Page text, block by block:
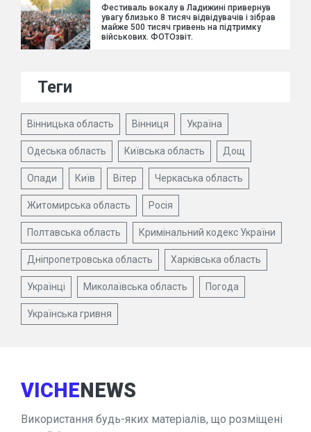
Фестиваль вокалу в Ладижині привернув
увагу близько 8 тисяч відвідувачів і зібрав
майже 500 тисяч гривень на підтримку
військових. ФОТОзвіт.
Теги
Вінницька область Вінниця Україна
Одеська область Київська область Дощ
Опади Київ Вітер Черкаська область
Житомирська область Росія
Полтавська область Кримінальний кодекс України
Дніпропетровська область Харківська область
Українці Миколаївська область Погода
Українська гривня
VICHENEWS
Використання будь-яких матеріалів, що розміщені